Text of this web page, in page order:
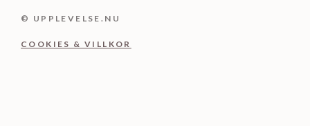
© UPPLEVELSE.NU
COOKIES & VILLKOR